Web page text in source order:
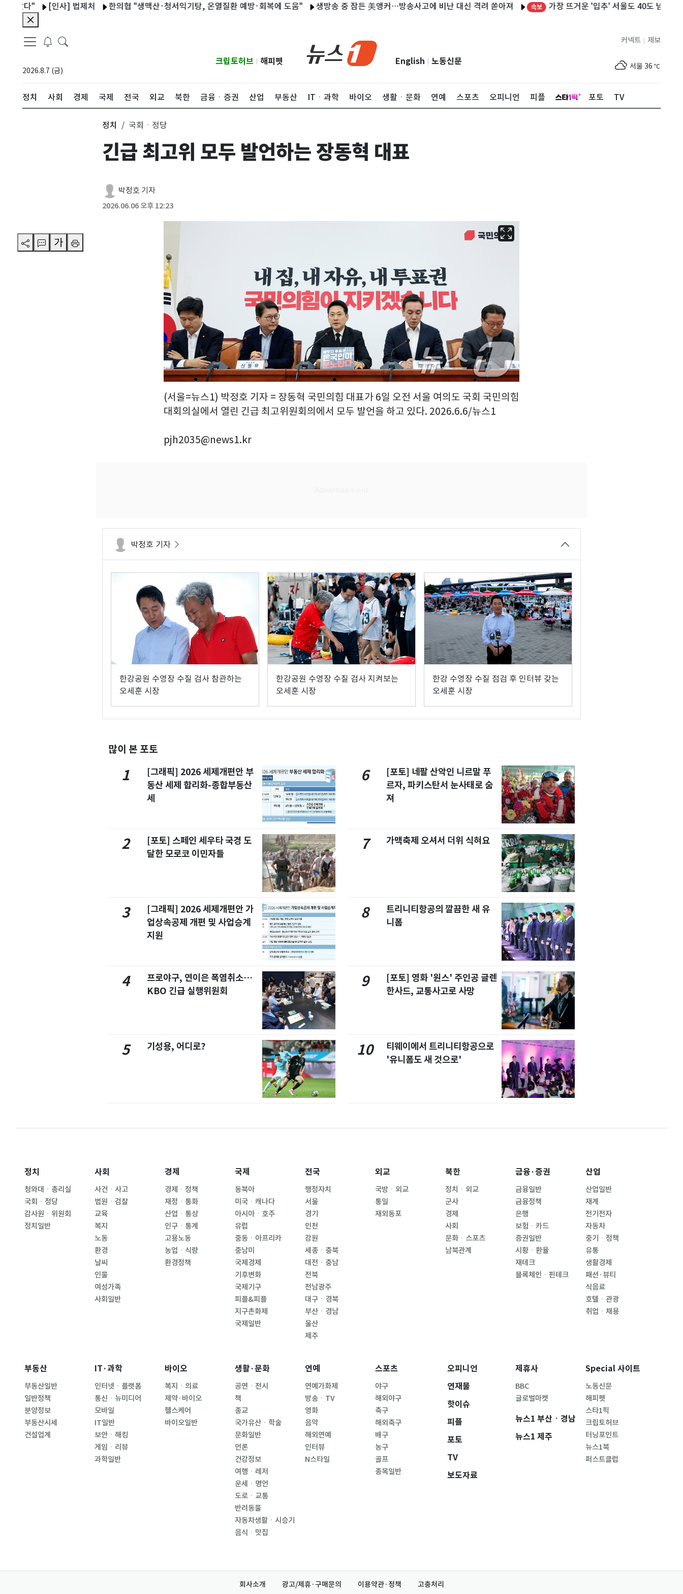
[인사] 법제처 한의협 "생맥산·청서익기탕, 온열질환 예방·회복에 도움" 생방송 중 잠든 美앵커…방송사고에 비난 대신 격려 쏟아져 속보 가장 뜨거운 '입추' 서울도 40도 넘어…노원
2026.8.7 (금)
크립토허브 해피펫 English 노동신문
제보
커넥트
서울 36 ℃
정치 사회 경제 국제 전국 외교 북한 금융ㆍ증권 산업 부동산 ITㆍ과학 바이오 생활ㆍ문화 연예 스포츠 오피니언 피플 포토 TV
가
정치 국회ㆍ정당
긴급 최고위 모두 발언하는 장동혁 대표
박정호 기자
2026.06.06 오후 12:23
(서울=뉴스1) 박정호 기자 = 장동혁 국민의힘 대표가 6일 오전 서울 여의도 국회 국민의힘
대회의실에서 열린 긴급 최고위원회의에서 모두 발언을 하고 있다. 2026.6.6/뉴스1
pjh2035@news1.kr
박정호 기자
한강공원 수영장 수질 검사 참관하는
오세훈 시장
한강공원 수영장 수질 검사 지켜보는
오세훈 시장
한강 수영장 수질 점검 후 인터뷰 갖는
오세훈 시장
많이 본 포토
1
[그래픽] 2026 세제개편안 부
동산 세제 합리화-종합부동산
세
2
[포토] 스페인 세우타 국경 도
달한 모로코 이민자들
3
[그래픽] 2026 세제개편안 가
업상속공제 개편 및 사업승계
지원
4
프로야구, 연이은 폭염취소…
KBO 긴급 실행위원회
5 기성용, 어디로?
6
[포토] 네팔 산악인 니르말 푸
르자, 파키스탄서 눈사태로 숨
져
7 가맥축제 오셔서 더위 식혀요
8
트리니티항공의 깔끔한 새 유
니폼
9
[포토] 영화 '원스' 주인공 글렌
한사드, 교통사고로 사망
10
티웨이에서 트리니티항공으로
'유니폼도 새 것으로'
정치
청와대ㆍ총리실
국회ㆍ정당
감사원ㆍ위원회
정치일반
사회
사건ㆍ사고
법원ㆍ검찰
교육
복지
노동
환경
날씨
인물
여성가족
사회일반
경제
경제ㆍ정책
재정ㆍ통화
산업ㆍ통상
인구ㆍ통계
고용노동
농업ㆍ식량
환경정책
국제
동북아
미국ㆍ캐나다
아시아ㆍ호주
유럽
중동ㆍ아프리카
중남미
국제경제
기후변화
국제기구
피플&피플
지구촌화제
국제일반
전국
행정자치
서울
경기
인천
강원
세종ㆍ충북
대전ㆍ충남
전북
전남광주
대구ㆍ경북
부산ㆍ경남
울산
제주
외교
국방ㆍ외교
통일
재외동포
북한
정치ㆍ외교
군사
경제
사회
문화ㆍ스포츠
남북관계
금융·증권
금융일반
금융정책
은행
보험ㆍ카드
증권일반
시황ㆍ환율
재테크
블록체인ㆍ핀테크
산업
산업일반
재계
전기전자
자동차
중기ㆍ정책
유통
생활경제
패션·뷰티
식음료
호텔ㆍ관광
취업ㆍ채용
부동산
부동산일반
일반정책
분양정보
부동산시세
건설업계
IT·과학
인터넷ㆍ플랫폼
통신ㆍ뉴미디어
모바일
IT일반
보안ㆍ해킹
게임ㆍ리뷰
과학일반
바이오
복지ㆍ의료
제약·바이오
헬스케어
바이오일반
생활·문화
공연ㆍ전시
책
종교
국가유산ㆍ학술
문화일반
언론
건강정보
여행ㆍ레저
운세ㆍ명언
도로ㆍ교통
반려동물
자동차생활ㆍ시승기
음식ㆍ맛집
연예
연예가화제
방송ㆍTV
영화
음악
해외연예
인터뷰
N스타일
스포츠
야구
해외야구
축구
해외축구
배구
농구
골프
종목일반
오피니언
연재물
핫이슈
피플
포토
TV
보도자료
제휴사
BBC
글로벌마켓
뉴스1 부산ㆍ경남
뉴스1 제주
Special 사이트
노동신문
해피펫
스타1픽
크립토허브
터닝포인트
뉴스1북
퍼스트클럽
회사소개 광고/제휴·구매문의 이용약관·정책 고충처리